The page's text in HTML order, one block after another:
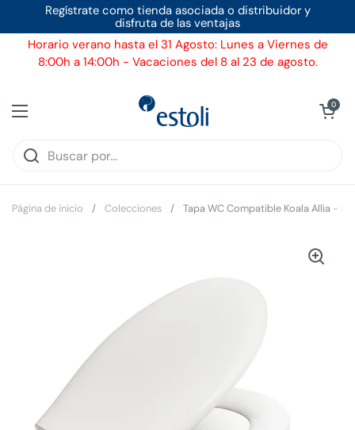
Ir al contenidoRegístrate como tienda asociada o distribuidor y
disfruta de las ventajas
Horario verano hasta el 31 Agosto: Lunes a Viernes de
8:00h a 14:00h - Vacaciones del 8 al 23 de agosto.
Abrir menú
Ver carrito
0
Página de inicio / Colecciones / Tapa WC Compatible Koala Allia -